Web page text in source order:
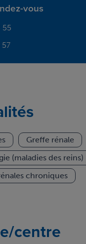
Greffe rénale
(maladies des reins)
chroniques
centre
vous
55
57